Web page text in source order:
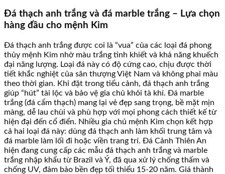
Đá thạch anh trắng và đá marble trắng – Lựa chọn
hàng đầu cho mệnh Kim
Đá thạch anh trắng được coi là “vua” của các loại đá phong
thủy mệnh Kim nhờ màu trắng tinh khiết và khả năng khuếch
đại năng lượng. Loại đá này có độ cứng cao, chịu được thời
tiết khắc nghiệt của sân thượng Việt Nam và không phai màu
theo thời gian. Khi đặt trong tiểu cảnh, đá thạch anh trắng
giúp “hút” tài lộc và bảo vệ gia chủ khỏi tà khí. Đá marble
trắng (đá cẩm thạch) mang lại vẻ đẹp sang trọng, bề mặt mịn
màng, dễ lau chùi và phù hợp với mọi phong cách thiết kế từ
hiện đại đến cổ điển. Nhiều gia chủ mệnh Kim chọn kết hợp
cả hai loại đá này: dùng đá thạch anh làm khối trung tâm và
đá marble làm lối đi hoặc viền trang trí. Đá Cảnh Thiên An
hiện đang cung cấp các mẫu đá thạch anh trắng và marble
trắng nhập khẩu từ Brazil và Ý, đã qua xử lý chống thấm và
chống UV, đảm bảo bền đẹp tối thiểu 15-20 năm. Giá thành